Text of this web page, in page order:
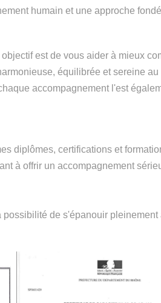
humain et une approche
objectif est de vous aider à mieux
équilibrée et sereine au
accompagnement l'est
diplômes, certifications et
à offrir un accompagnement
de s'épanouir pleinement